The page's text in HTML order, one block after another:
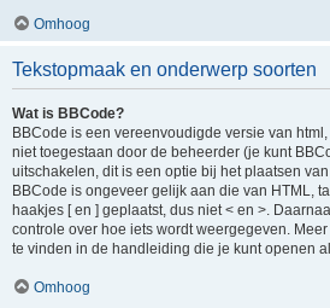
Omhoog
Tekstopmaak en onderwerp soorten
Wat is BBCode?
BBCode is een vereenvoudigde versie van
niet toegestaan door de beheerder (je kunt
uitschakelen, dit is een optie bij het plaatsen
BBCode is ongeveer gelijk aan die van HTML,
haakjes [ en ] geplaatst, dus niet < en >.
controle over hoe iets wordt weergegeven.
te vinden in de handleiding die je kunt openen
Omhoog